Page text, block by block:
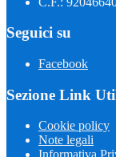
Seguici su
Facebook
Sezione Link
Cookie policy
Note legali